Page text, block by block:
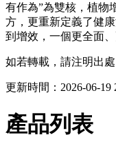
有作為”為雙核，植物
方，更重新定義了健
到增效，一個更全面
如若轉載，請注明出處
更新時間：2026-06-19
產品列表